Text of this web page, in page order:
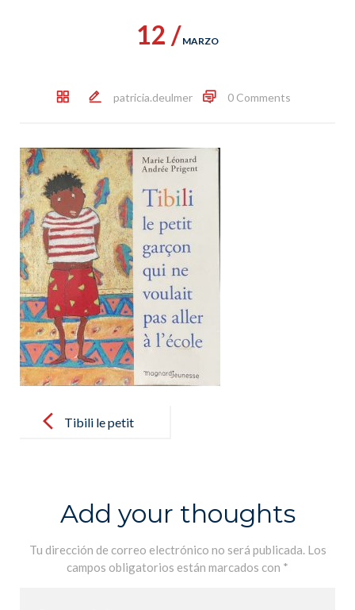
12 / MARZO
patricia.deulmer 0 Comments
navigationTibili le petit
Add your thoughts
Tu dirección de correo electrónico no será publicada. Los
campos obligatorios están marcados con *